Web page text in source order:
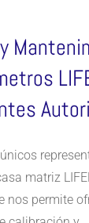
matriz
nos permite